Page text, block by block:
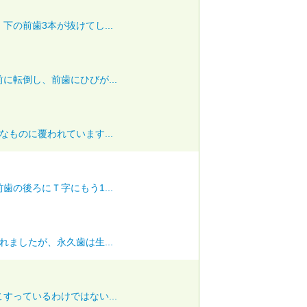
の前歯3本が抜けてし...
転倒し、前歯にひびが...
ものに覆われています...
の後ろにＴ字にもう1...
ましたが、永久歯は生...
っているわけではない...